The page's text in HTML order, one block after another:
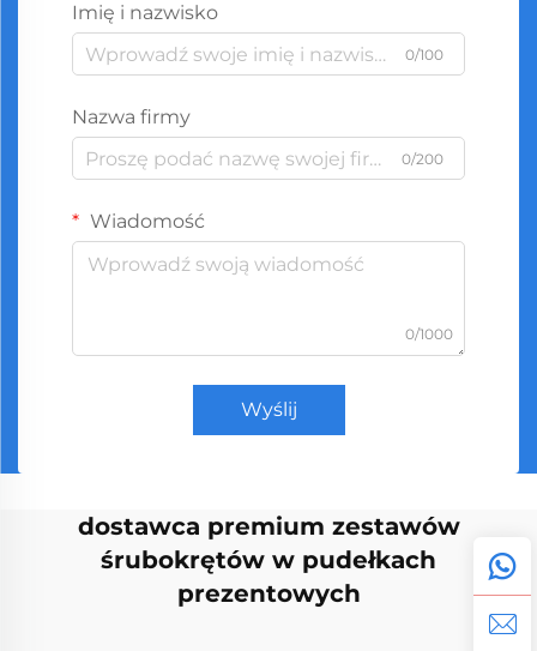
Imię i nazwisko
0/100
Nazwa firmy
0/200
Wiadomość
0/1000
Wyślij
dostawca premium zestawów
śrubokrętów w pudełkach
prezentowych